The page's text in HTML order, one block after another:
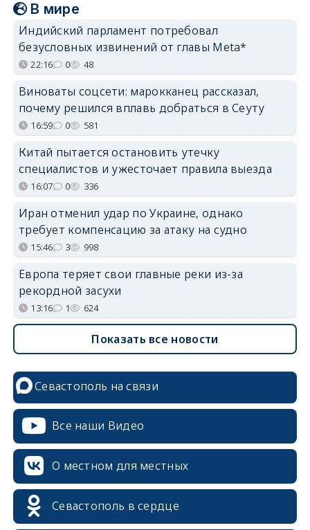
В мире
Индийский парламент потребовал
безусловных извинений от главы Meta*
22:16 0 48
Виноваты соцсети: марокканец рассказал,
почему решился вплавь добраться в Сеуту
16:59 0 581
Китай пытается остановить утечку
специалистов и ужесточает правила выезда
16:07 0 336
Иран отменил удар по Украине, однако
требует компенсацию за атаку на судно
15:46 3 998
Европа теряет свои главные реки из-за
рекордной засухи
13:16 1 624
Показать все новости
Севастополь на связи
Все наши Видео
О местном для местных
Севастополь в сердце